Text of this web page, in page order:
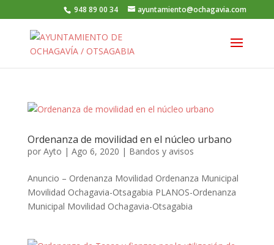
948 89 00 34 ayuntamiento@ochagavia.com
Ordenanza de movilidad en el núcleo urbano
por Ayto | Ago 6, 2020 | Bandos y avisos
Anuncio – Ordenanza Movilidad Ordenanza Municipal
Movilidad Ochagavia-Otsagabia PLANOS-Ordenanza
Municipal Movilidad Ochagavia-Otsagabia